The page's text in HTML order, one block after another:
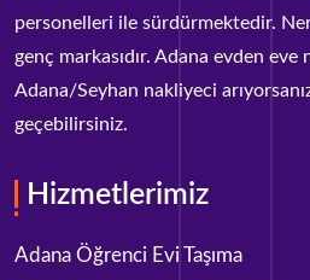
personelleri ile sürdürmektedir.
genç markasıdır. Adana evden eve
Adana/Seyhan nakliyeci
geçebilirsiniz.
Hizmetlerimiz
Adana Öğrenci Evi Taşıma